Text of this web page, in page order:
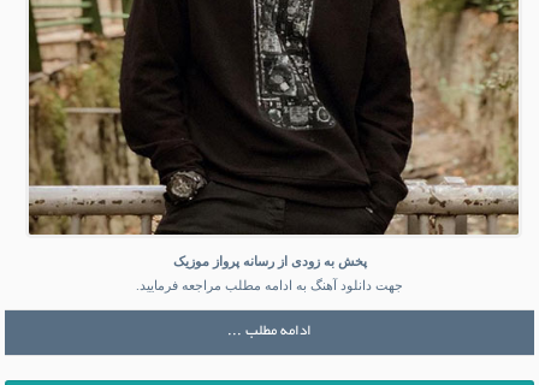
پخش به زودی از رسانه پرواز موزیک
جهت دانلود آهنگ به ادامه مطلب مراجعه فرمایید.
ادامه مطلب ...